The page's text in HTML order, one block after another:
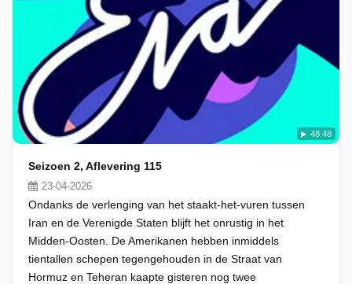
48:48
Seizoen 2, Aflevering 115
23-04-2026
Ondanks de verlenging van het staakt-het-vuren tussen
Iran en de Verenigde Staten blijft het onrustig in het
Midden-Oosten. De Amerikanen hebben inmiddels
tientallen schepen tegengehouden in de Straat van
Hormuz en Teheran kaapte gisteren nog twee